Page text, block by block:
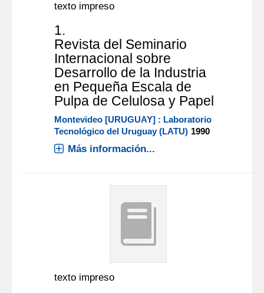
texto impreso
1.
Revista del Seminario
Internacional sobre
Desarrollo de la Industria
en Pequeña Escala de
Pulpa de Celulosa y Papel
Montevideo [URUGUAY] : Laboratorio
Tecnológico del Uruguay (LATU) 1990
Más información...
texto impreso